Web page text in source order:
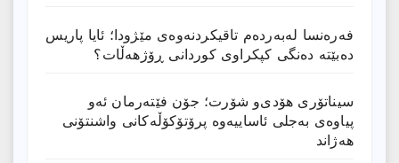
فەرەنسا لەبەردەم تاقیکردنەوەی مێژودا؛ ئایا پاریس
دەبێتە دەنگی کپکراوی کوردانی ڕۆژھەڵات؟
سیناتۆری هۆدی‌و شۆرت؛ جۆن فێتەرمان ئەو
پیاوەی بەجلی ئاساییەوە پرۆتۆکۆڵەکانی واشنتۆنی
هەژاند